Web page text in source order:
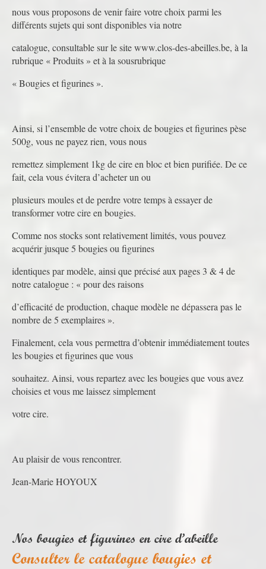
nous vous proposons de venir faire votre choix parmi les
différents sujets qui sont disponibles via notre
catalogue, consultable sur le site www.clos-des-abeilles.be, à la
rubrique « Produits » et à la sousrubrique
« Bougies et figurines ».
Ainsi, si l’ensemble de votre choix de bougies et figurines pèse
500g, vous ne payez rien, vous nous
remettez simplement 1kg de cire en bloc et bien purifiée. De ce
fait, cela vous évitera d’acheter un ou
plusieurs moules et de perdre votre temps à essayer de
transformer votre cire en bougies.
Comme nos stocks sont relativement limités, vous pouvez
acquérir jusque 5 bougies ou figurines
identiques par modèle, ainsi que précisé aux pages 3 & 4 de
notre catalogue : « pour des raisons
d’efficacité de production, chaque modèle ne dépassera pas le
nombre de 5 exemplaires ».
Finalement, cela vous permettra d’obtenir immédiatement toutes
les bougies et figurines que vous
souhaitez. Ainsi, vous repartez avec les bougies que vous avez
choisies et vous me laissez simplement
votre cire.
Au plaisir de vous rencontrer.
Jean-Marie HOYOUX
Nos bougies et figurines en cire d’abeille
Consulter le catalogue bougies et